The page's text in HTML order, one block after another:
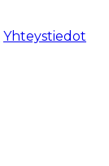
Yhteystiedot